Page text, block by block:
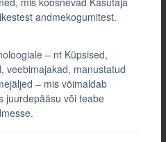
andmekogumitest.
– nt Küpsised,
veebimajakad, manustatud
– mis võimaldab
juurdepääsu või teabe